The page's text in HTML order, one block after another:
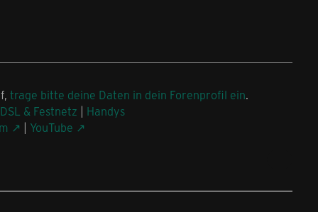
trage bitte deine Daten in dein Forenprofil ein.
DSL & Festnetz | Handys
| YouTube